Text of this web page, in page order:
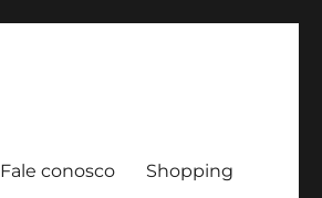
Fale conosco Shopping